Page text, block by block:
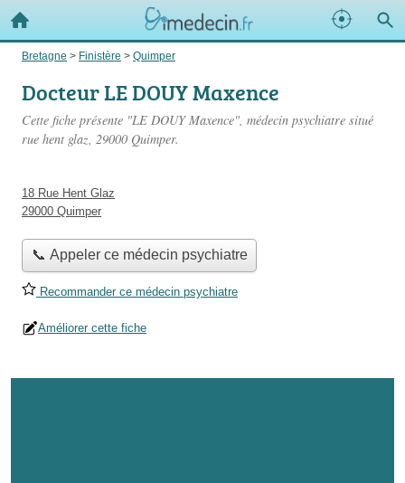
Bretagne > Finistère > Quimper
Docteur LE DOUY Maxence
Cette fiche présente "LE DOUY Maxence", médecin psychiatre situé
rue hent glaz, 29000 Quimper.
18 Rue Hent Glaz
29000 Quimper
📞 Appeler ce médecin psychiatre
Recommander ce médecin psychiatre
Améliorer cette fiche